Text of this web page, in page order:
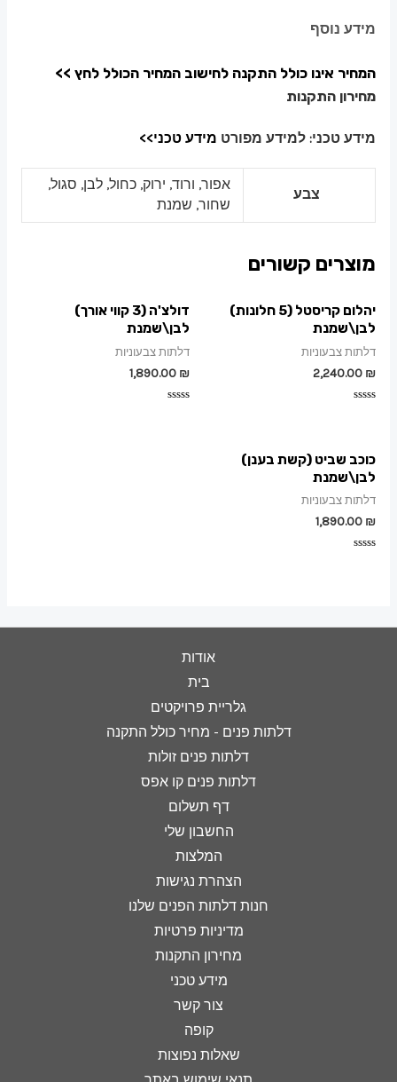
מידע נוסף
המחיר אינו כולל התקנה לחישוב המחיר הכולל לחץ >>
מחירון התקנות
מידע טכני: למידע מפורט מידע טכני>>
צבע
אפור, ורוד, ירוק, כחול, לבן, סגול,
שחור, שמנת
מוצרים קשורים
יהלום קריסטל (5 חלונות)
לבן\שמנת
דלתות צבעוניות
2,240.00 ₪
דולצ'ה (3 קווי אורך)
לבן\שמנת
דלתות צבעוניות
1,890.00 ₪
כוכב שביט (קשת בענן)
לבן\שמנת
דלתות צבעוניות
1,890.00 ₪
אודות
בית
גלריית פרויקטים
דלתות פנים - מחיר כולל התקנה
דלתות פנים זולות
דלתות פנים קו אפס
דף תשלום
החשבון שלי
המלצות
הצהרת נגישות
חנות דלתות הפנים שלנו
מדיניות פרטיות
מחירון התקנות
מידע טכני
צור קשר
קופה
שאלות נפוצות